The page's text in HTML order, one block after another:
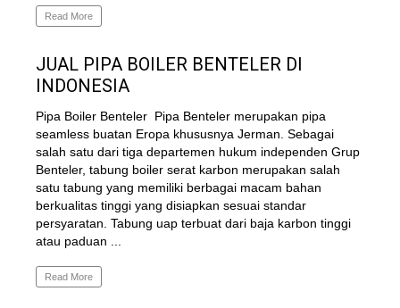
Read More
JUAL PIPA BOILER BENTELER DI
INDONESIA
Pipa Boiler Benteler Pipa Benteler merupakan pipa
seamless buatan Eropa khususnya Jerman. Sebagai
salah satu dari tiga departemen hukum independen Grup
Benteler, tabung boiler serat karbon merupakan salah
satu tabung yang memiliki berbagai macam bahan
berkualitas tinggi yang disiapkan sesuai standar
persyaratan. Tabung uap terbuat dari baja karbon tinggi
atau paduan ...
Read More